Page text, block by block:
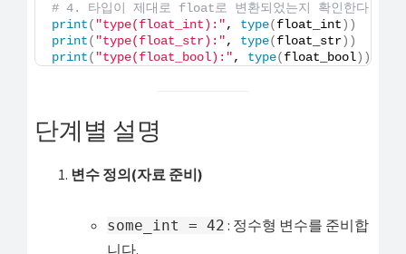
# 4. 타입이 제대로 float로 변환되었는지 확인한다.
print( "type(float_int):", type(float_int))
print( "type(float_str):", type(float_str))
print( "type(float_bool):", type(float_bool))
단계별 설명
변수 정의(자료 준비)
some_int = 42 : 정수형 변수를 준비합
니다.